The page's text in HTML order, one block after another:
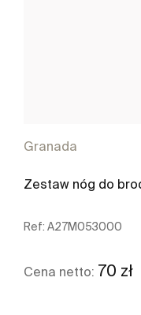
Granada
Zestaw nóg do
Ref: A27M053000
Cena netto: 70 zł